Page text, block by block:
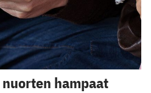
hampaat